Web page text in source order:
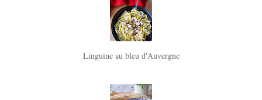
Linguine au bleu d'Auvergne